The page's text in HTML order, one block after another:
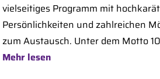
vielseitiges Programm mit
Persönlichkeiten und zahlreichen
zum Austausch. Unter dem Motto
Mehr lesen